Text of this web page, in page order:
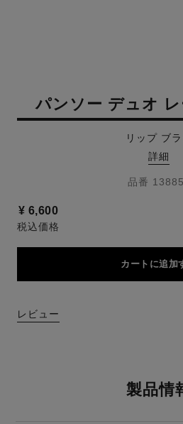
パンソー デュオ
リップ ブ
詳細
品番
¥ 6,600
税込価格
カートに追加
レビュー
製品情